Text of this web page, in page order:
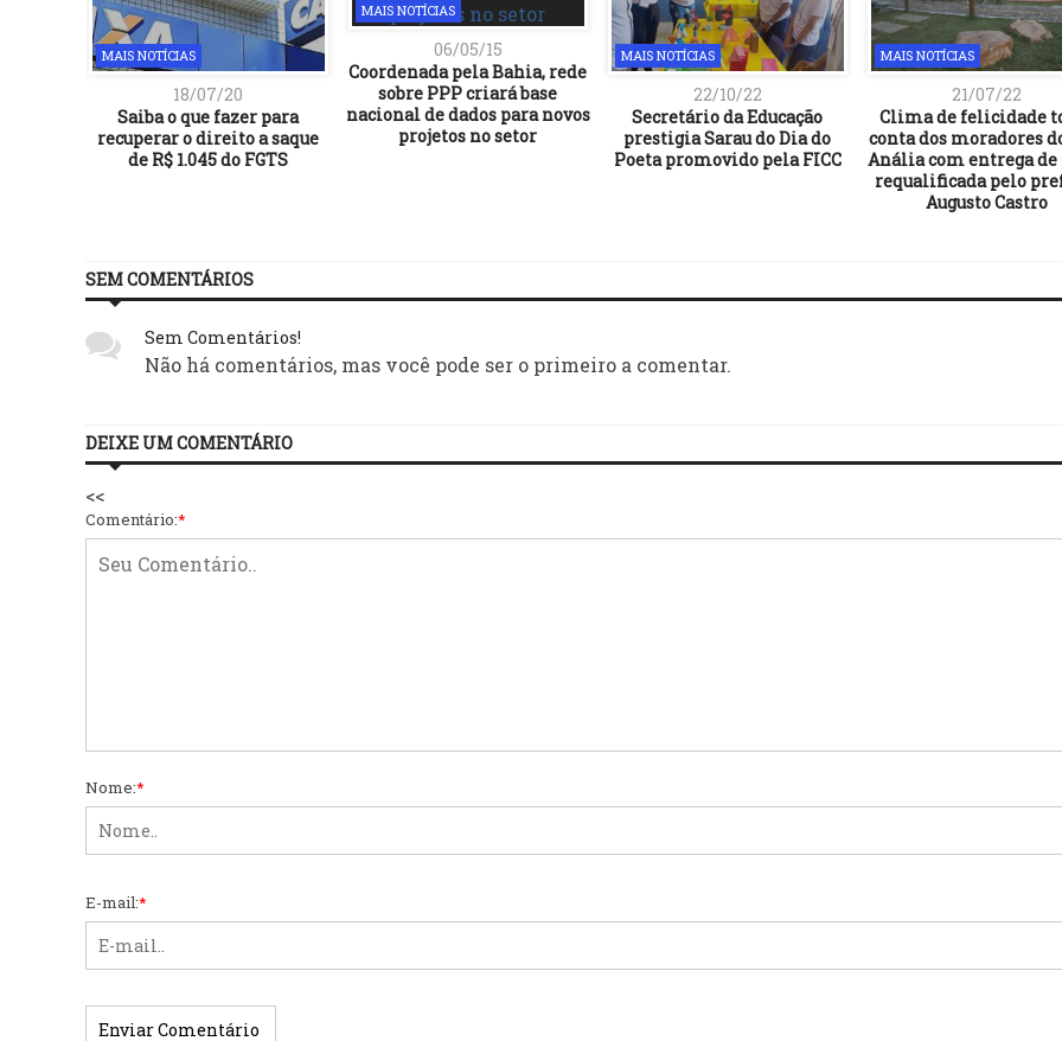
MAIS NOTÍCIAS
18/07/20
Saiba o que fazer para
recuperar o direito a saque
de R$ 1.045 do FGTS
MAIS NOTÍCIAS
06/05/15
Coordenada pela Bahia, rede
sobre PPP criará base
nacional de dados para novos
projetos no setor
MAIS NOTÍCIAS
22/10/22
Secretário da Educação
prestigia Sarau do Dia do
Poeta promovido pela FICC
MAIS NOTÍCIAS
21/07/22
Clima de felicidade
conta dos moradores
Anália com entrega de
requalificada pelo
Augusto Castro
SEM COMENTÁRIOS
Sem Comentários!
Não há comentários, mas você pode ser o primeiro a comentar.
DEIXE UM COMENTÁRIO
<<
Comentário:*
Nome:*
E-mail:*